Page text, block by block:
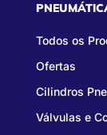
Todos os
Ofertas
Cilindros
Válvulas e